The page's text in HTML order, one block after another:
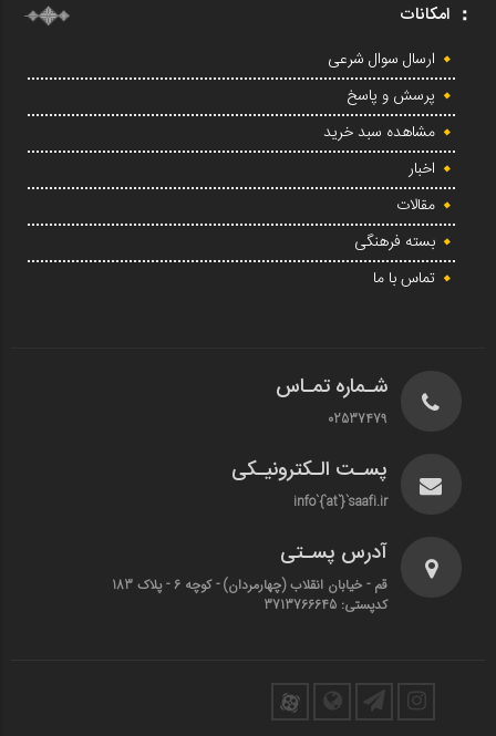
امکانات
ارسال سوال شرعی
پرسش و پاسخ
مشاهده سبد خرید
اخبار
مقالات
بسته فرهنگی
تماس با ما
شـماره تمـاس
02537479
پسـت الـکترونیـکی
info`{`at`}`saafi.ir
آدرس پسـتی
قم - خیابان انقلاب (چهارمردان)‌ - کوچه 6 - پلاک 183
کدپستی: 3713766645